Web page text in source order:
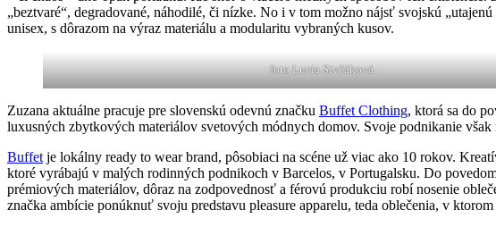
„beztvaré“, degradované, náhodilé, či nízke. No i v tom možno nájsť svojskú
unisex, s dôrazom na výraz materiálu a modularitu vybraných kusov.
foto Lucia Sivčáková
Zuzana aktuálne pracuje pre slovenskú odevnú značku Buffet Clothing, ktorá sa do
luxusných zbytkových materiálov svetových módnych domov. Svoje podnikanie však
Buffet je lokálny ready to wear brand, pôsobiaci na scéne už viac ako 10 rokov.
ktoré vyrábajú v malých rodinných podnikoch v Barcelos, v Portugalsku. Do
prémiových materiálov, dôraz na zodpovednosť a férovú produkciu robí nosenie
značka ambície ponúknuť svoju predstavu pleasure apparelu, teda oblečenia, v